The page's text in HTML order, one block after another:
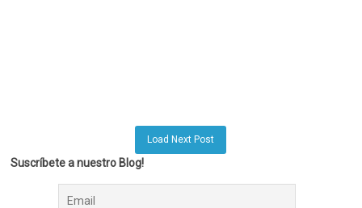
Load Next Post
Suscríbete a nuestro Blog!